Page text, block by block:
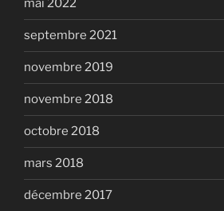
mai 2022
septembre 2021
novembre 2019
novembre 2018
octobre 2018
mars 2018
décembre 2017